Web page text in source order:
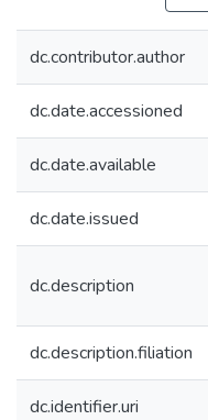
dc.contributor.author
dc.date.accessioned
dc.date.available
dc.date.issued
dc.description
dc.description.filiation
dc.identifier.uri